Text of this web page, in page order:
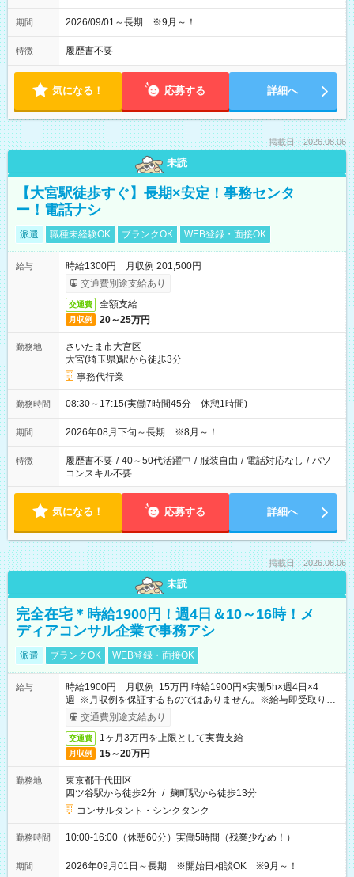
期間 2026/09/01～長期 ※9月～！
特徴 履歴書不要
気になる！ 応募する 詳細へ
掲載日：2026.08.06
未読
【大宮駅徒歩すぐ】長期×安定！事務センタ
ー！電話ナシ
派遣 職種未経験OK ブランクOK WEB登録・面接OK
給与
時給1300円 月収例 201,500円
交通費別途支給あり
交通費 全額支給
月収例 20～25万円
勤務地
さいたま市大宮区
大宮(埼玉県)駅から徒歩3分
事務代行業
勤務時間 08:30～17:15(実働7時間45分 休憩1時間)
期間 2026年08月下旬～長期 ※8月～！
特徴 履歴書不要 / 40～50代活躍中 / 服装自由 / 電話対応なし / パソ
コンスキル不要
気になる！ 応募する 詳細へ
掲載日：2026.08.06
未読
完全在宅＊時給1900円！週4日＆10～16時！メ
ディアコンサル企業で事務アシ
派遣 ブランクOK WEB登録・面接OK
給与
時給1900円 月収例 15万円 時給1900円×実働5h×週4日×4
週 ※月収例を保証するものではありません。※給与即受取りサ
ービス利用可（利用条件有）
交通費別途支給あり
交通費 1ヶ月3万円を上限として実費支給
月収例 15～20万円
勤務地
東京都千代田区
四ツ谷駅から徒歩2分 / 麹町駅から徒歩13分
コンサルタント・シンクタンク
勤務時間 10:00-16:00（休憩60分）実働5時間（残業少なめ！）
期間 2026年09月01日～長期 ※開始日相談OK ※9月～！